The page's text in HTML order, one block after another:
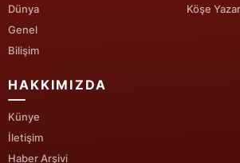
Dünya
Genel
Bilişim
Köşe
HAKKIMIZDA
Künye
İletişim
Haber Arşivi